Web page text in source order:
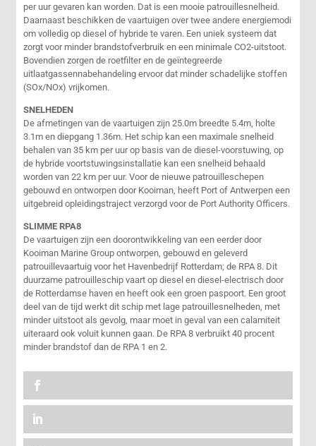
per uur gevaren kan worden. Dat is een mooie patrouillesnelheid.
Daarnaast beschikken de vaartuigen over twee andere energiemodi
om volledig op diesel of hybride te varen. Een uniek systeem dat
zorgt voor minder brandstofverbruik en een minimale CO2-uitstoot.
Bovendien zorgen de roetfilter en de geïntegreerde
uitlaatgassennabehandeling ervoor dat minder schadelijke stoffen
(SOx/NOx) vrijkomen.
SNELHEDEN
De afmetingen van de vaartuigen zijn 25.0m breedte 5.4m, holte
3.1m en diepgang 1.36m. Het schip kan een maximale snelheid
behalen van 35 km per uur op basis van de diesel-voorstuwing, op
de hybride voortstuwingsinstallatie kan een snelheid behaald
worden van 22 km per uur. Voor de nieuwe patrouilleschepen
gebouwd en ontworpen door Kooiman, heeft Port of Antwerpen een
uitgebreid opleidingstraject verzorgd voor de Port Authority Officers.
SLIMME RPA8
De vaartuigen zijn een doorontwikkeling van een eerder door
Kooiman Marine Group ontworpen, gebouwd en geleverd
patrouillevaartuig voor het Havenbedrijf Rotterdam; de RPA 8. Dit
duurzame patrouilleschip vaart op diesel en diesel-electrisch door
de Rotterdamse haven en heeft ook een groen paspoort. Een groot
deel van de tijd werkt dit schip met lage patrouillesnelheden, met
minder uitstoot als gevolg, maar moet in geval van een calamiteit
uiteraard ook voluit kunnen gaan. De RPA 8 verbruikt 40 procent
minder brandstof dan de RPA 1 en 2.